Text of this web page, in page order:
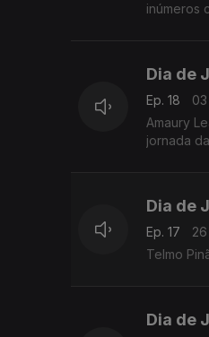
inúmeros
Dia de
Ep. 18
Amaury
jornada
Dia de
Ep. 17
Telmo
Dia de